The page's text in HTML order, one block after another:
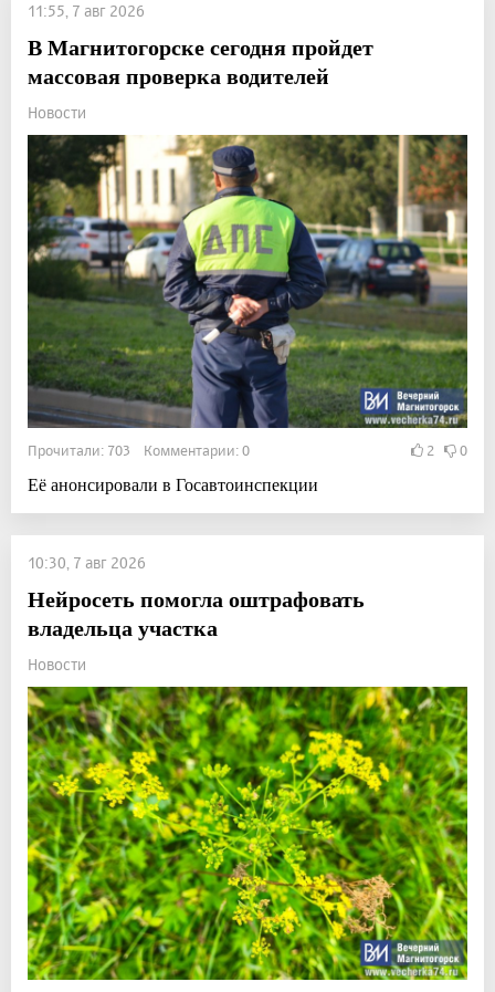
11:55, 7 авг 2026
В Магнитогорске сегодня пройдет
массовая проверка водителей
Новости
Прочитали: 703 Комментарии: 0 2 0
Её анонсировали в Госавтоинспекции
10:30, 7 авг 2026
Нейросеть помогла оштрафовать
владельца участка
Новости